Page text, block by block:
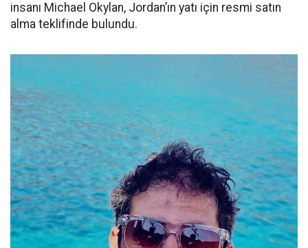
insanı Michael Okylan, Jordan’ın yatı için resmi satın
alma teklifinde bulundu.